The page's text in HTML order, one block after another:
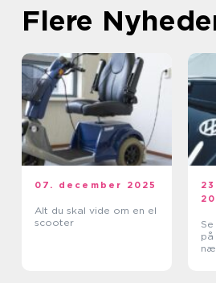
Flere
07. december 2025
Alt du skal vide om en el
scooter
på